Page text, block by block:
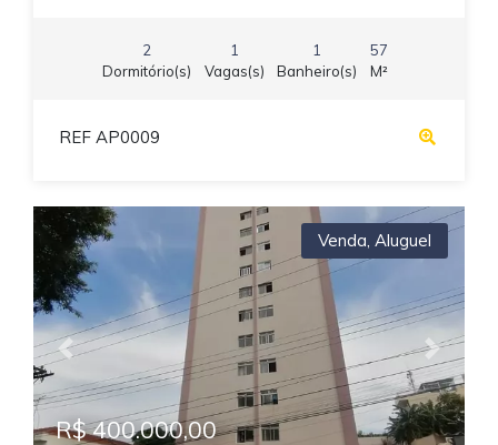
2
Dormitório(s)
1
Vagas(s)
1
Banheiro(s)
57
M²
REF AP0009
Previous Next
Venda Aluguel
R$ 400.000,00